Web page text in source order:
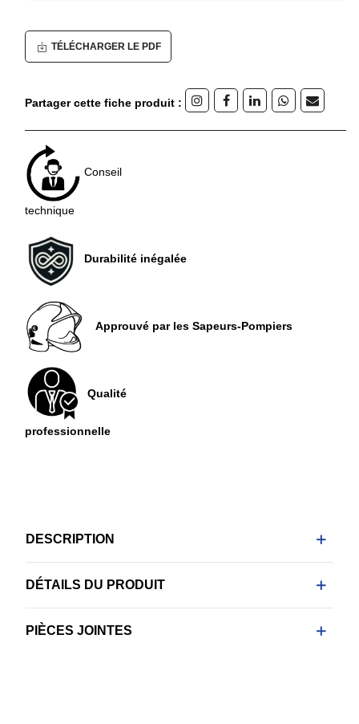
TÉLÉCHARGER LE PDF
Partager cette fiche produit :
Conseil
technique
Durabilité inégalée
Approuvé par les Sapeurs-Pompiers
Qualité
professionnelle
DESCRIPTION
DÉTAILS DU PRODUIT
PIÈCES JOINTES